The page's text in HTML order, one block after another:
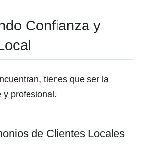
Confianza y
tienes que ser la
y profesional.
de Clientes Locales